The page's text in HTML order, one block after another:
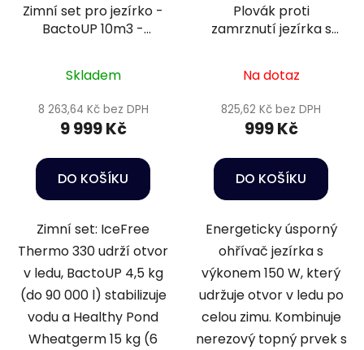
Zimní set pro jezírko -
BactoUP 10m3 -
15kg
Skladem
8 263,64 Kč bez DPH
9 999 Kč
DO KOŠÍKU
Zimní set: IceFree
Thermo 330 udrží otvor
v ledu, BactoUP 4,5 kg
(do 90 000 l) stabilizuje
vodu a Healthy Pond
Wheatgerm 15 kg (6
Plovák proti
zamrznutí jezírka s
Na dotaz
825,62 Kč bez DPH
999 Kč
DO KOŠÍKU
Energeticky úsporný
ohřívač jezírka s
výkonem 150 W, který
udržuje otvor v ledu po
celou zimu. Kombinuje
nerezový topný prvek s